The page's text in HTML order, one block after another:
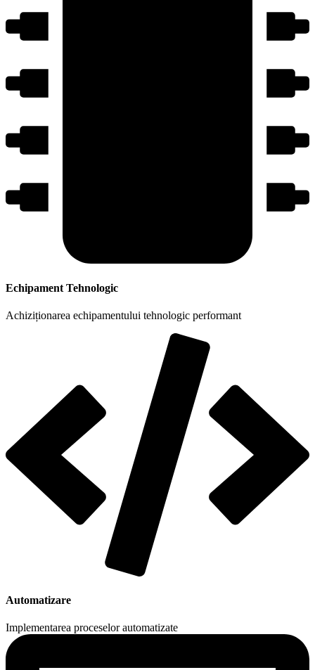
Echipament Tehnologic
Achiziționarea echipamentului tehnologic performant
Automatizare
Implementarea proceselor automatizate